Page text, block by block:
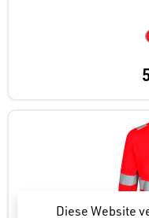
Diese Website